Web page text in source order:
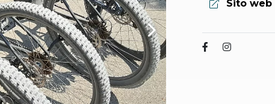
Sito web:
Sito web